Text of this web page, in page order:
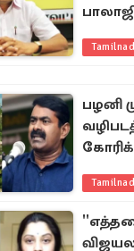
பழனி